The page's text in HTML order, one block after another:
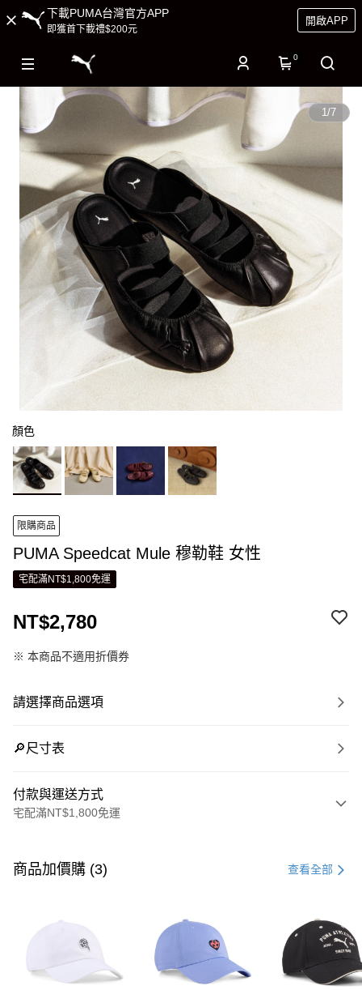
下載PUMA台灣官方APP
即獲首下載禮$200元
開啟APP
0
1/7
顏色
限購商品
PUMA Speedcat Mule 穆勒鞋 女性
宅配滿NT$1,800免運
NT$2,780
※ 本商品不適用折價券
請選擇商品選項
🔎尺寸表
付款與運送方式
宅配滿NT$1,800免運
信用卡一次付款
Apple Pay
商品加價購 (3) 查看全部